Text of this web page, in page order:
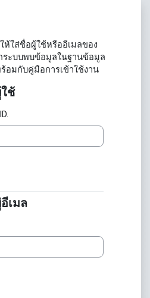
ห้ใส่ชื่อผู้ใช้หรืออีเมลของ
ะบบพบข้อมูลในฐานข้อมูล
อมกับคู่มือการเข้าใช้งาน
ช้ช้
มล
เมล